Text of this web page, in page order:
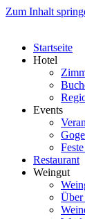
Zum Inhalt
Startseite
Hotel
Events
Restaurant
Weingut
Über